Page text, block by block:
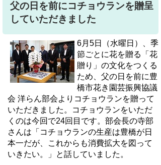
父の日を前にコチョウランを贈呈
していただきました
6月5日（水曜日）、季
節ごとに花を贈る「花
贈り」の文化をつくる
ため、父の日を前に豊
橋市花き園芸振興協議
会 洋らん部会よりコチョウランを贈って
いただきました。コチョウランをいただ
くのは今回で24回目です。部会長の寺部
さんは「コチョウランの生産は豊橋が日
本一だが、これからも消費拡大を図って
いきたい。」と話していました。